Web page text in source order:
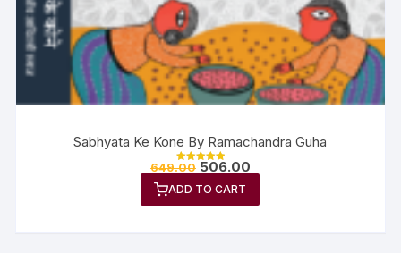
Sabhyata Ke Kone By Ramachandra Guha
Rated
out of 5
649.00 506.00
ADD TO CART